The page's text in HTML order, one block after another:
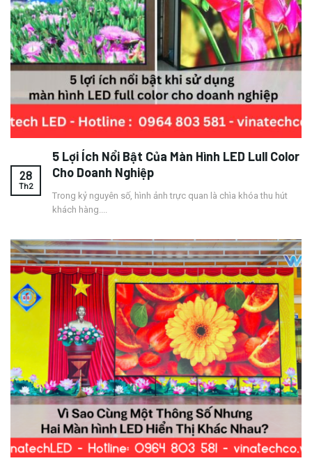
5 Lợi Ích Nổi Bật Của Màn Hình LED Lull Color
Cho Doanh Nghiệp
Trong kỷ nguyên số, hình ảnh trực quan là chìa khóa thu hút
khách hàng....
28
Th2